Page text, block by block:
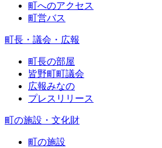
町へのアクセス
町営バス
町長・議会・広報
町長の部屋
皆野町町議会
広報みなの
プレスリリース
町の施設・文化財
町の施設